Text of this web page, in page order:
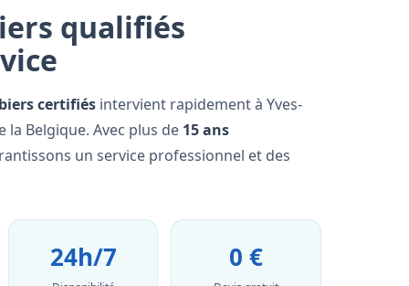
qualifiés
certifiés intervient rapidement à Yves-
la Belgique. Avec plus de 15 ans
un service professionnel et des
24h/7 0 €